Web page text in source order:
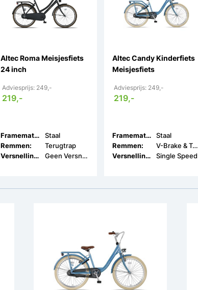
Altec Roma Meisjesfiets
24 inch
Adviesprijs: 249,-
219,-
Framemateriaal:
Staal
Remmen:
Terugtrap
Versnellingen:
Geen Versnellingen
Altec Candy Kinderfiets
Meisjesfiets
Adviesprijs: 249,-
219,-
Framemateriaal:
Staal
Remmen:
V-Brake & Terugtrap
Versnellingen:
Single Speed